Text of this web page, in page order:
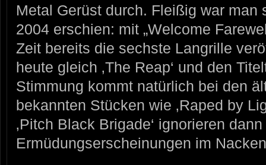
Metal Gerüst durch. Fleißig war man
2004 erschien: mit „Welcome
Zeit bereits die sechste Langrille
heute gleich ‚The Reap‘ und den
Stimmung kommt natürlich bei den
bekannten Stücken wie ‚Raped by
‚Pitch Black Brigade‘ ignorieren
Ermüdungserscheinungen im